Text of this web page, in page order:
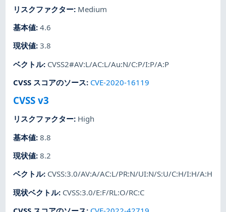
リスクファクター: Medium
基本値:4.6
現状値:3.8
ベクトル: CVSS2#AV:L/AC:L/Au:N/C:P/I:P/A:P
CVSS スコアのソース: CVE-2020-16119
CVSS v3
リスクファクター: High
基本値:8.8
現状値:8.2
ベクトル: CVSS:3.0/AV:A/AC:L/PR:N/UI:N/S:U/C:H/I:H/A:H
現状ベクトル: CVSS:3.0/E:F/RL:O/RC:C